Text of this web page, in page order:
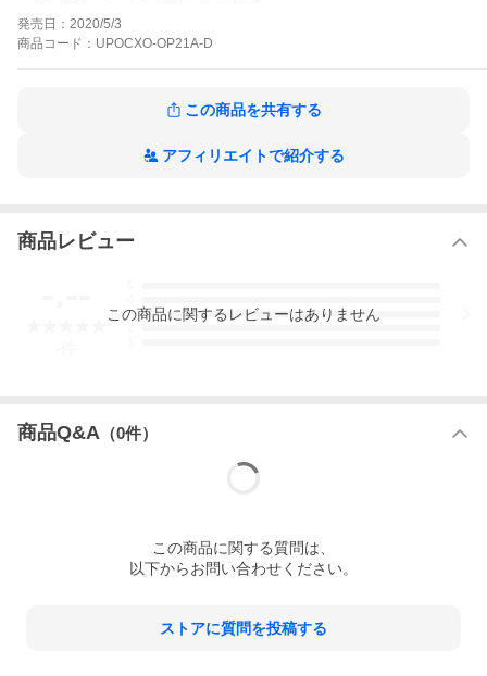
▼ 営業日・臨時休業日・メンテナンス休業日のご案内 ▼
発売日： 2020/5/3
商品 コード： UPOCXO-OP21A-D
この商品を共有する
アフィリエイトで紹介する
商品レビュー
3
この商品に関するレビューはありません
商品Q&A （0件）
この商品に関する質問は、
以下からお問い合わせください。
ストアに質問を投稿する